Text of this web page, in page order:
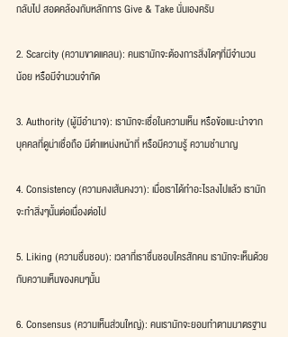
กลับไป สอดคล้องกับหลักการ Give & Take นั่นเองครับ
2. Scarcity (ความขาดแคลน): คนเรามักจะต้องการสิ่งใดๆที่มีจำนวน
น้อย หรือมีจำนวนจำกัด
3. Authority (ผู้มีอำนาจ): เรามักจะเชื่อในความเห็น หรือข้อแนะนำจาก
บุคคลที่ดูน่าเชื่อถือ มีตำแหน่งหน้าที่ หรือมีความรู้ ความชำนาญ
4. Consistency (ความคงเส้นคงวา): เมื่อเราได้ทำอะไรลงไปแล้ว เรามัก
จะทำสิ่งๆนั้นต่อเนื่องต่อไป
5. Liking (ความชื่นชอบ): เวลาที่เราชื่นชอบใครสักคน เรามักจะเห็นด้วย
กับความเห็นของคนๆนั้น
6. Consensus (ความเห็นส่วนใหญ่): คนเรามักจะยอมทำตามมาตรฐาน